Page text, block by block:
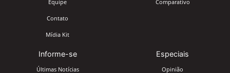
Equipe
Contato
Mídia Kit
Comparativo
Informe-se
Últimas Notícias
Especiais
Opinião